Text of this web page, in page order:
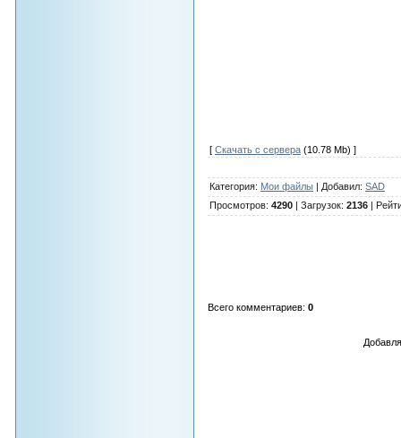
[ Скачать с сервера(10.78 Mb) ]
Категория: Мои файлы| Добавил: SAD
Просмотров: 4290| Загрузок: 2136|
Всего комментариев: 0